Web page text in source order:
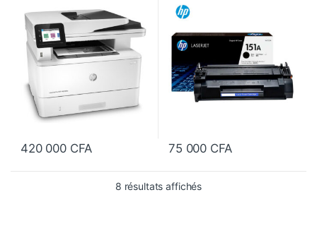
Recto verso auto, Ethernet, W-
Fi, 38 ppm
420 000 CFA 75 000 CFA
8 résultats affichésTrié du plus récent au